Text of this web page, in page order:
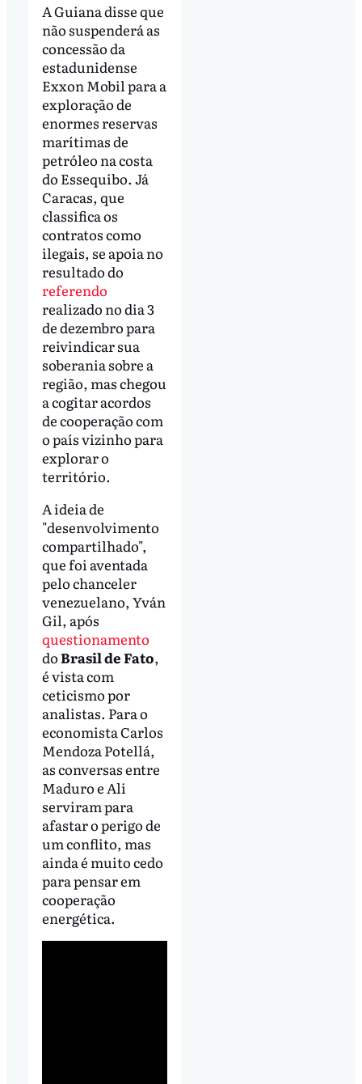
A Guiana disse que
não suspenderá as
concessão da
estadunidense
Exxon Mobil para a
exploração de
enormes reservas
marítimas de
petróleo na costa
do Essequibo. Já
Caracas, que
classifica os
contratos como
ilegais, se apoia no
resultado do
referendo
realizado no dia 3
de dezembro para
reivindicar sua
soberania sobre a
região, mas chegou
a cogitar acordos
de cooperação com
o país vizinho para
explorar o
território.
A ideia de
"desenvolvimento
compartilhado",
que foi aventada
pelo chanceler
venezuelano, Yván
Gil, após
questionamento
doBrasil de Fato,
é vista com
ceticismo por
analistas. Para o
economista Carlos
Mendoza Potellá,
as conversas entre
Maduro e Ali
serviram para
afastar o perigo de
um conflito, mas
ainda é muito cedo
para pensar em
cooperação
energética.